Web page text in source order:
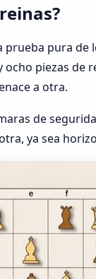
prueba pura de
piezas de
a otra.
de
ya sea